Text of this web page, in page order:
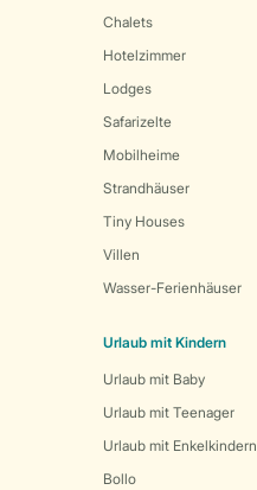
Chalets
Hotelzimmer
Lodges
Safarizelte
Mobilheime
Strandhäuser
Tiny Houses
Villen
Wasser-Ferienhäuser
Urlaub mit Kindern
Urlaub mit Baby
Urlaub mit Teenager
Urlaub mit Enkelkindern
Bollo